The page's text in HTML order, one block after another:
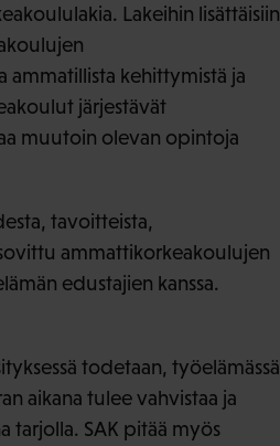
Lakeihin lisättäisiin
ammatillista kehittymistä ja
järjestävät
muutoin olevan opintoja
tavoitteista,
ammattikorkeakoulujen
edustajien kanssa.
todetaan, työelämässä
aikana tulee vahvistaa ja
tarjolla. SAK pitää myös